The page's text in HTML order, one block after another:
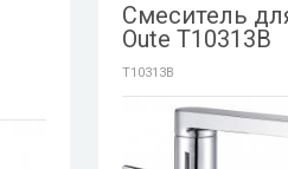
Смеситель
Oute T10313B
T10313B